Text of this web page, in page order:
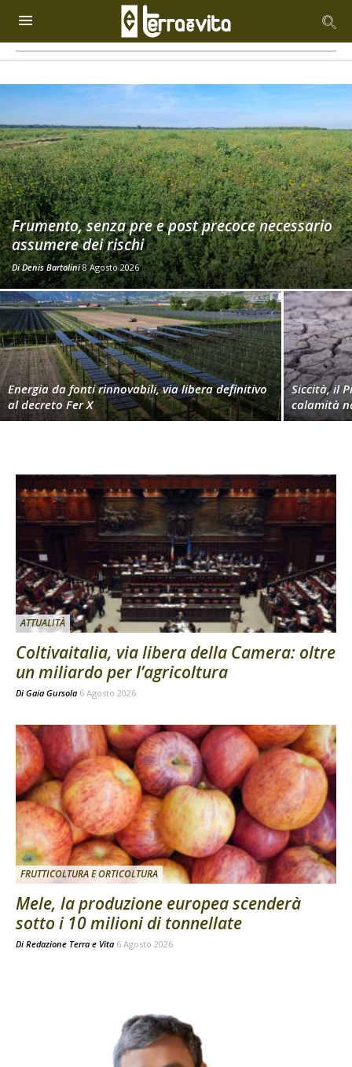
Frumento, senza pre e post precoce necessario
assumere dei rischi
DiDenis Bartolini 8 Agosto 2026
Energia da fonti rinnovabili, via libera definitivo
al decreto Fer X
Siccità, il
calamità
ATTUALITÀ
Coltivaitalia, via libera della Camera: oltre
un miliardo per l’agricoltura
Di Gaia Gursola 6 Agosto 2026
FRUTTICOLTURA E ORTICOLTURA
Mele, la produzione europea scenderà
sotto i 10 milioni di tonnellate
Di Redazione Terra e Vita 6 Agosto 2026